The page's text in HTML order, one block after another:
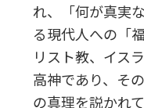
れ、「何が真実
る現代人への「
リスト教、イス
高神であり、そ
の真理を説かれ